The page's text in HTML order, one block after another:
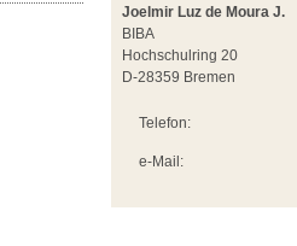
Joelmir Luz de Moura J.
BIBA
Hochschulring 20
D-28359 Bremen
Telefon:
e-Mail: